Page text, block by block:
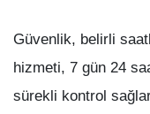
Güvenlik, belirli
hizmeti, 7 gün 24
sürekli kontrol